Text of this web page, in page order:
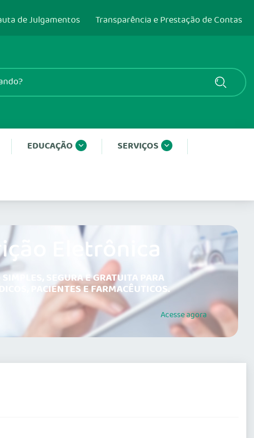
de Julgamentos Transparência e Prestação de Contas
EDUCAÇÃO SERVIÇOS
Eletrônica
SEGURA E GRATUITA PARA
PACIENTES E FARMACÊUTICOS.
Acesseagora